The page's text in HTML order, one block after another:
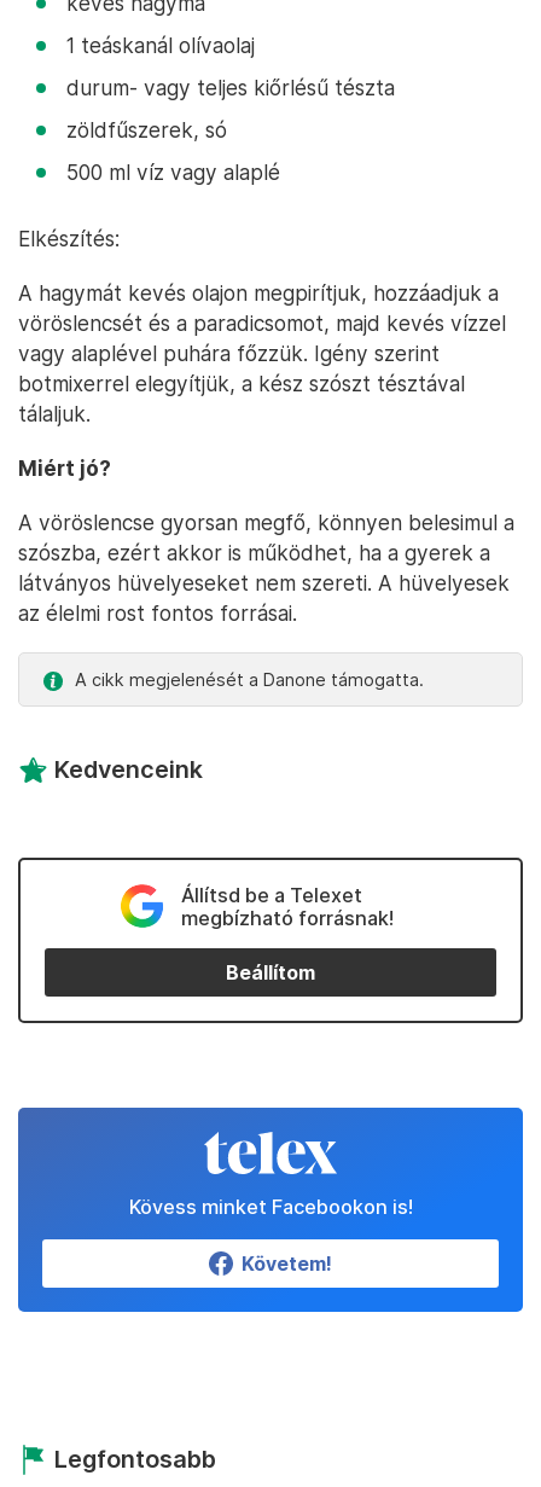
1 teáskanál olívaolaj
durum- vagy teljes kiőrlésű tészta
zöldfűszerek, só
500 ml víz vagy alaplé
Elkészítés:
A hagymát kevés olajon megpirítjuk, hozzáadjuk a
vöröslencsét és a paradicsomot, majd kevés vízzel
vagy alaplével puhára főzzük. Igény szerint
botmixerrel elegyítjük, a kész szószt tésztával
tálaljuk.
Miért jó?
A vöröslencse gyorsan megfő, könnyen belesimul a
szószba, ezért akkor is működhet, ha a gyerek a
látványos hüvelyeseket nem szereti. A hüvelyesek
az élelmi rost fontos forrásai.
A cikk megjelenését a Danone támogatta.
Kedvenceink
Állítsd be a Telexet
megbízható forrásnak!
Beállítom
Kövess minket Facebookon is!
Követem!
Legfontosabb